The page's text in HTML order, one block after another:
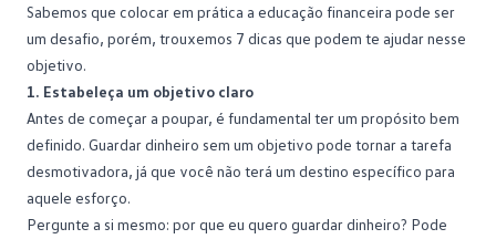
Sabemos que colocar em prática a educação financeira pode ser
um desafio, porém, trouxemos 7 dicas que podem te ajudar nesse
objetivo.
1. Estabeleça um objetivo claro
Antes de começar a poupar, é fundamental ter um propósito bem
definido. Guardar dinheiro sem um objetivo pode tornar a tarefa
desmotivadora, já que você não terá um destino específico para
aquele esforço.
Pergunte a si mesmo: por que eu quero guardar dinheiro? Pode